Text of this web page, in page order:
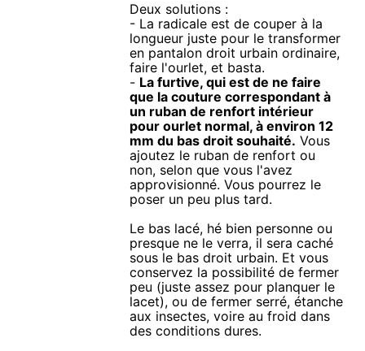
Deux solutions :
- La radicale est de couper à la
longueur juste pour le transformer
en pantalon droit urbain ordinaire,
faire l'ourlet, et basta.
- La furtive, qui est de ne faire
que la couture correspondant à
un ruban de renfort intérieur
pour ourlet normal, à environ 12
mm du bas droit souhaité. Vous
ajoutez le ruban de renfort ou
non, selon que vous l'avez
approvisionné. Vous pourrez le
poser un peu plus tard.
Le bas lacé, hé bien personne ou
presque ne le verra, il sera caché
sous le bas droit urbain. Et vous
conservez la possibilité de fermer
peu (juste assez pour planquer le
lacet), ou de fermer serré, étanche
aux insectes, voire au froid dans
des conditions dures.